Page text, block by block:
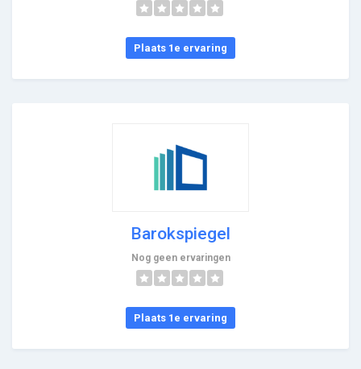
Plaats 1e ervaring
Barokspiegel
Nog geen ervaringen
Plaats 1e ervaring